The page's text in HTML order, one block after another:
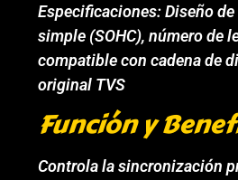
Especificaciones: Diseño
simple (SOHC), número de
compatible con cadena de
original TVS
Función y
Controla la sincronización